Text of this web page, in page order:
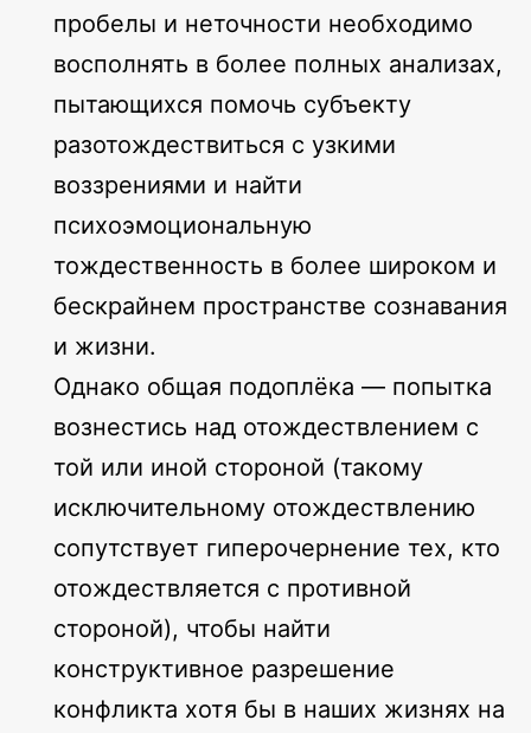
пробелы и неточности необходимо
восполнять в более полных анализах,
пытающихся помочь субъекту
разотождествиться с узкими
воззрениями и найти
психоэмоциональную
тождественность в более широком и
бескрайнем пространстве сознавания
и жизни.
Однако общая подоплёка — попытка
вознестись над отождествлением с
той или иной стороной (такому
исключительному отождествлению
сопутствует гиперочернение тех, кто
отождествляется с противной
стороной), чтобы найти
конструктивное разрешение
конфликта хотя бы в наших жизнях на